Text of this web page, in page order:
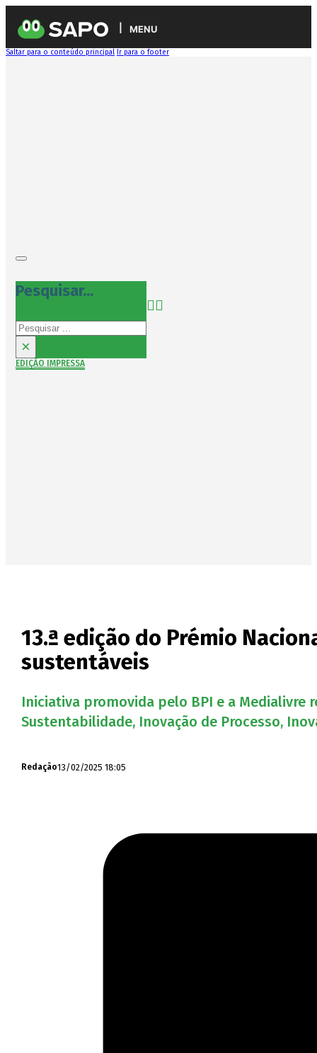
MENU
Saltar para o conteúdo principal Ir para o footer
Pesquisar...
Pesquisar
×
EDIÇÃO IMPRESSA
13.ª edição do Prémio
sustentáveis
Iniciativa promovida pelo BPI e a Medialivre
Sustentabilidade, Inovação de Processo,
Redação13/02/2025 18:05